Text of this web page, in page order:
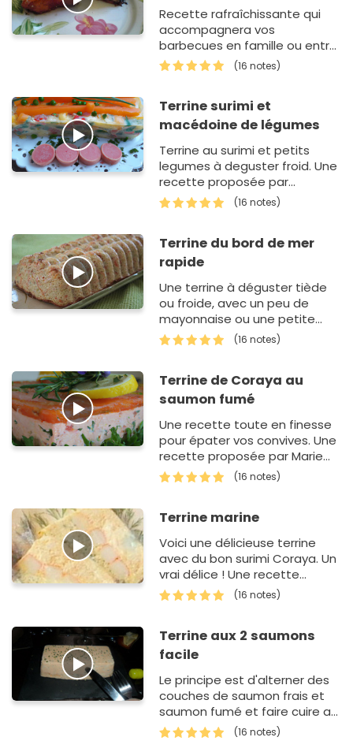
Recette rafraîchissante qui
accompagnera vos
barbecues en famille ou entre
amis.
(16 notes)
Terrine surimi et
macédoine de légumes
Terrine au surimi et petits
legumes à deguster froid. Une
recette proposée par
Jofranck.
(16 notes)
Terrine du bord de mer
rapide
Une terrine à déguster tiède
ou froide, avec un peu de
mayonnaise ou une petite
sauce crème fraîche,
citron, ciboulette.
(16 notes)
Terrine de Coraya au
saumon fumé
Une recette toute en finesse
pour épater vos convives. Une
recette proposée par Marie
du blog 'Weitweitland'.
(16 notes)
Terrine marine
Voici une délicieuse terrine
avec du bon surimi Coraya. Un
vrai délice ! Une recette
proposée par Pose.
(16 notes)
Terrine aux 2 saumons
facile
Le principe est d'alterner des
couches de saumon frais et
saumon fumé et faire cuire au
bain marie pour une texture
aérée et fraiche.
(16 notes)